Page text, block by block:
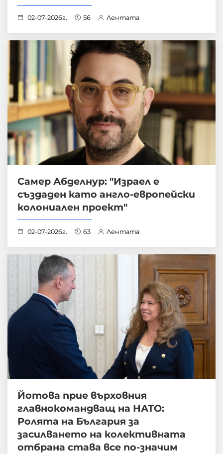
02-07-2026г. 56 Лентата
Самер Абделнур: "Израел е
създаден като англо-европейски
колониален проект"
02-07-2026г. 63 Лентата
Йотова прие върховния
главнокомандващ на НАТО:
Ролята на България за
засилването на колективната
отбрана става все по-значим